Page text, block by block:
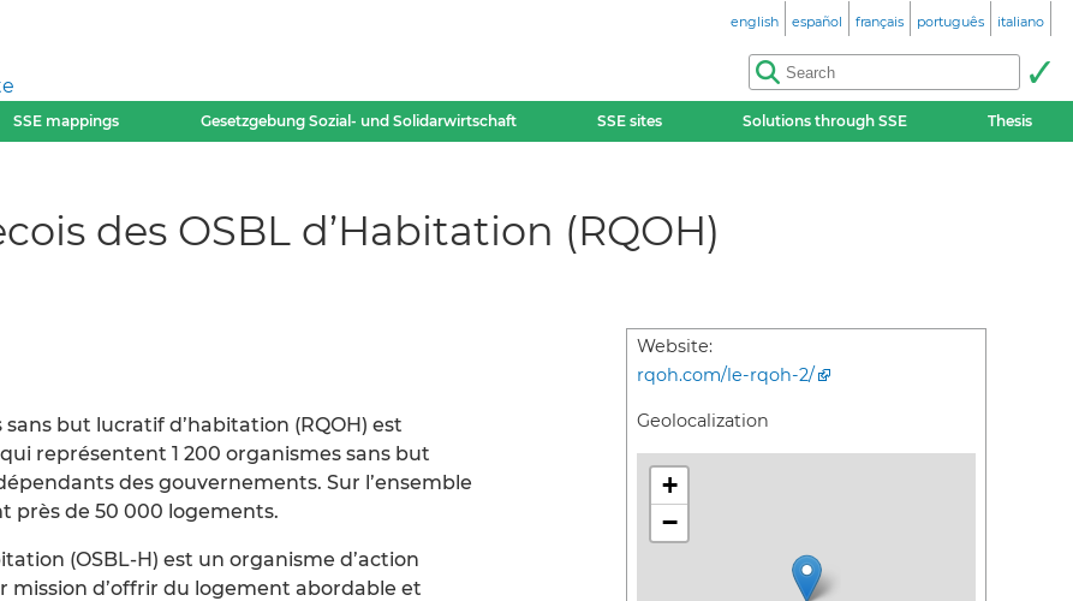
english español français português italiano
SSE mappings Gesetzgebung Sozial- und Solidarwirtschaft SSE sites Solutions through SSE Thesis
des OSBL d’Habitation (RQOH)
but lucratif d’habitation (RQOH) est
représentent 1 200 organismes sans but
des gouvernements. Sur l’ensemble
près de 50 000 logements.
(OSBL-H) est un organisme d’action
d’offrir du logement abordable et
Website:
rqoh.com/le-rqoh-2/
Geolocalization
+
−